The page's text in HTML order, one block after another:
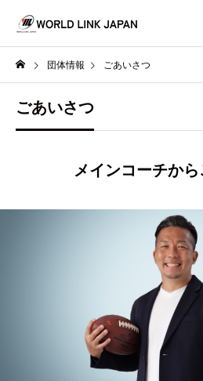
団体情報 ごあいさつ
ごあいさつ
メインコーチか